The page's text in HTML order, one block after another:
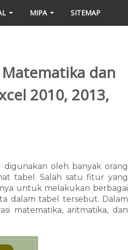
MIPA SITEMAP
dan
2010, 2013,
digunakan oleh banyak orang
tabel. Salah satu fitur yang
untuk melakukan berbagai
dalam tabel tersebut. Dalam
matematika, aritmatika, dan